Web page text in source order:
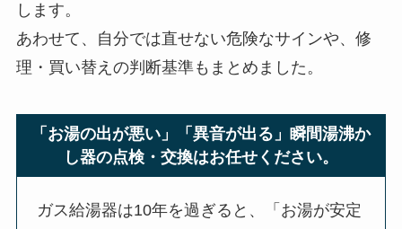
します。
あわせて、自分では直せない危険なサインや、修
理・買い替えの判断基準もまとめました。
「お湯の出が悪い」「異音が出る」瞬間湯沸か
し器の点検・交換はお任せください。
ガス給湯器は10年を過ぎると、「お湯が安定